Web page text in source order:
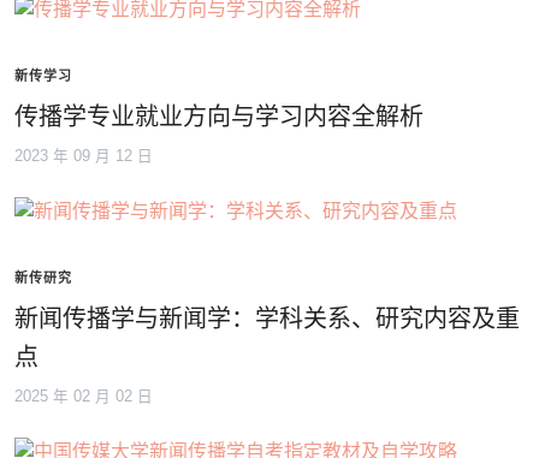
新传学习
传播学专业就业方向与学习内容全解析
2023 年 09 月 12 日
新传研究
新闻传播学与新闻学：学科关系、研究内容及重
点
2025 年 02 月 02 日